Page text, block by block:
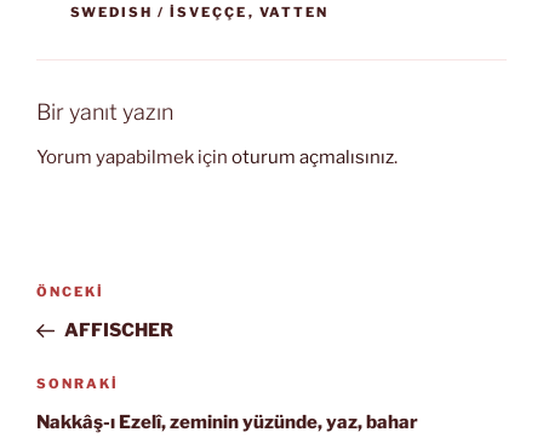
SWEDISH / İSVEÇÇE , VATTEN
Bir yanıt yazın
Yorum yapabilmek için oturum açmalısınız.
Yazı
Önceki
Yazı
ÖNCEKI
AFFISCHER
Sonraki
Yazı
SONRAKI
Nakkâş-ı Ezelî, zeminin yüzünde, yaz, bahar